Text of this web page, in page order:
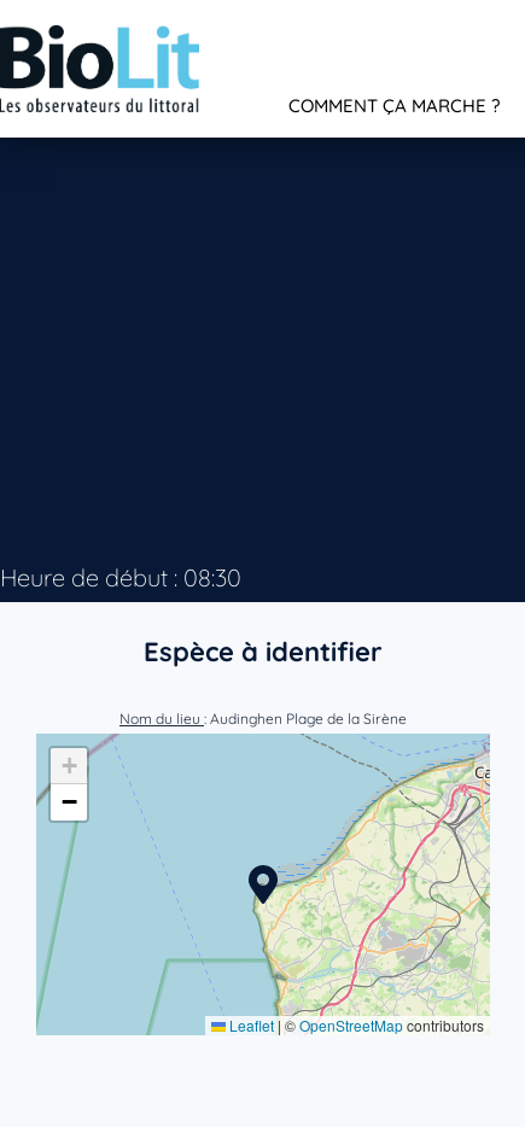
COMMENT ÇA MARCHE ?
Heure de début : 08:30
Espèce à identifier
Nom du lieu : Audinghen Plage de la Sirène
+
−
Leaflet | ©OpenStreetMapcontributors